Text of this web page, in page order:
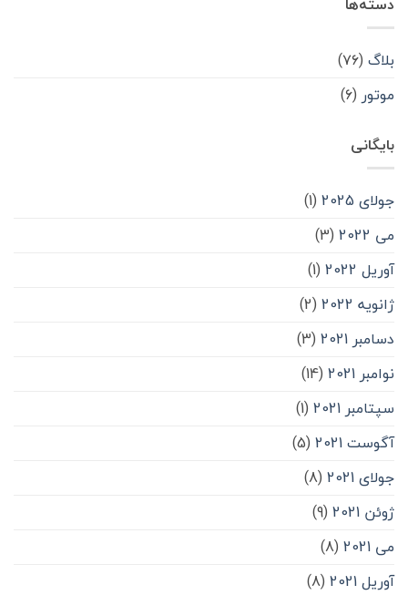
بلاگ (۷۶)
موتور (۶)
بایگانی
جولای 2025
(1)
می 2022
(3)
آوریل 2022
(1)
ژانویه 2022
(2)
دسامبر 2021
(3)
نوامبر 2021
(14)
سپتامبر 2021
(1)
آگوست 2021
(5)
جولای 2021
(8)
ژوئن 2021
(9)
می 2021
(8)
آوریل 2021
(8)